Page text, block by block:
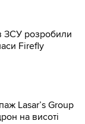
ЗСУ розробили
Firefly
Lasar’s Group
на висоті